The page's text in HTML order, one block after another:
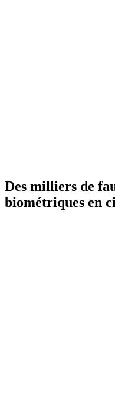
Des milliers de
biométriques en